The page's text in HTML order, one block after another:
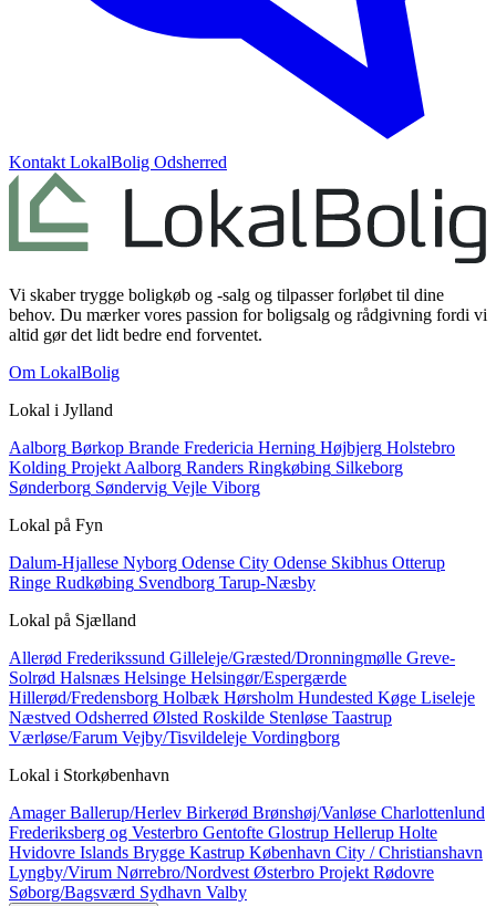
Kontakt LokalBolig Odsherred
Vi skaber trygge boligkøb og -salg og tilpasser forløbet til dine
behov. Du mærker vores passion for boligsalg og rådgivning fordi vi
altid gør det lidt bedre end forventet.
Om LokalBolig
Lokal i Jylland
Aalborg Børkop Brande Fredericia Herning Højbjerg Holstebro
Kolding Projekt Aalborg Randers Ringkøbing Silkeborg
Sønderborg Søndervig Vejle Viborg
Lokal på Fyn
Dalum-Hjallese Nyborg Odense City Odense Skibhus Otterup
Ringe Rudkøbing Svendborg Tarup-Næsby
Lokal på Sjælland
Allerød Frederikssund Gilleleje/Græsted/Dronningmølle Greve-
Solrød Halsnæs Helsinge Helsingør/Espergærde
Hillerød/Fredensborg Holbæk Hørsholm Hundested Køge Liseleje
Næstved Odsherred Ølsted Roskilde Stenløse Taastrup
Værløse/Farum Vejby/Tisvildeleje Vordingborg
Lokal i Storkøbenhavn
AmagerBallerup/Herlev Birkerød Brønshøj/Vanløse Charlottenlund
Frederiksberg og Vesterbro Gentofte Glostrup Hellerup Holte
Hvidovre Islands Brygge Kastrup København City / Christianshavn
Lyngby/Virum Nørrebro/Nordvest Østerbro Projekt Rødovre
Søborg/Bagsværd Sydhavn Valby